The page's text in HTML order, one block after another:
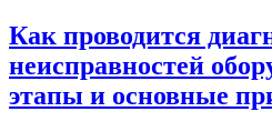
Как проводится
неисправностей
этапы и основные